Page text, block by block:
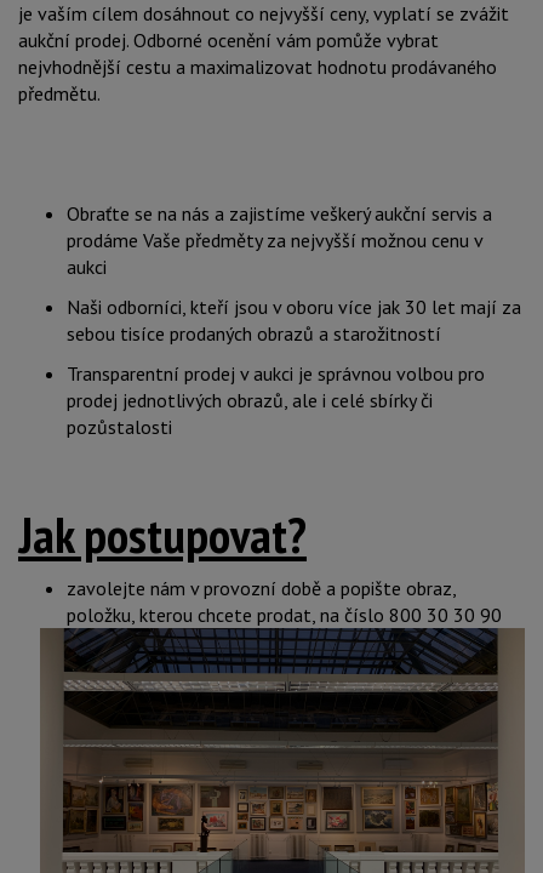
je vaším cílem dosáhnout co nejvyšší ceny, vyplatí se zvážit
aukční prodej. Odborné ocenění vám pomůže vybrat
nejvhodnější cestu a maximalizovat hodnotu prodávaného
předmětu.
Obraťte se na nás a zajistíme veškerý aukční servis a
prodáme Vaše předměty za nejvyšší možnou cenu v
aukci
Naši odborníci, kteří jsou v oboru více jak 30 let mají za
sebou tisíce prodaných obrazů a starožitností
Transparentní prodej v aukci je správnou volbou pro
prodej jednotlivých obrazů, ale i celé sbírky či
pozůstalosti
Jak postupovat?
zavolejte nám v provozní době a popište obraz,
položku, kterou chcete prodat, na číslo 800 30 30 90